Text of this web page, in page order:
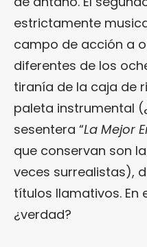
estrictamente
campo de acción a
diferentes de los
tiranía de la caja de
paleta instrumental
sesentera “La Mejor
que conservan son
veces surrealistas),
títulos llamativos. En
¿verdad?